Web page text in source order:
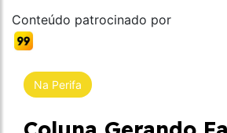
Conteúdo patrocinado por
Na Perifa